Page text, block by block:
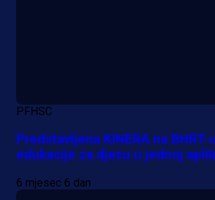
PFHSC
Predstavljena KINERA na
edukacije za djecu u jednoj
6 mjesec 6 dan